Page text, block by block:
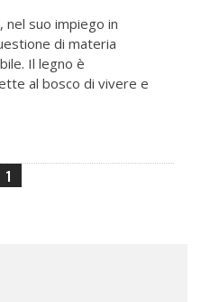
nel suo impiego in
di materia
Il legno è
al bosco di vivere e
1